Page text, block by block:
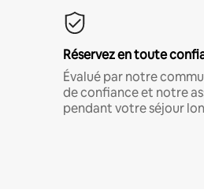
Réservez en toute
Évalué par notre
de confiance et notre
pendant votre séjour